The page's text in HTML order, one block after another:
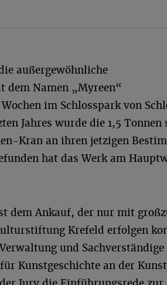
außergewöhnliche
dem Namen „Myreen“
im Schlosspark von
Jahres wurde die 1,5
Kran an ihren jetzigen
hat das Werk am
dem Ankauf, der nur mit
Krefeld erfolgen
und
Kunstgeschichte an der